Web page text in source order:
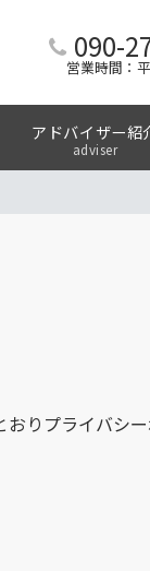
090-
営業時間：
アドバイザー紹
adviser
りプライバシ